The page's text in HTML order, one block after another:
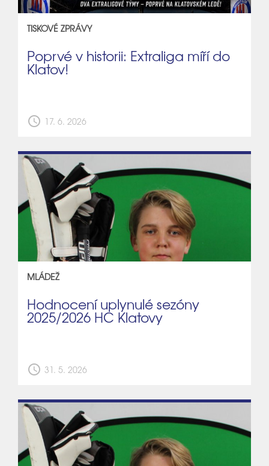
TISKOVÉ ZPRÁVY
Poprvé v historii: Extraliga míří do
Klatov!
schedule 17. 6. 2026
MLÁDEŽ
Hodnocení uplynulé sezóny
2025/2026 HC Klatovy
schedule 31. 5. 2026